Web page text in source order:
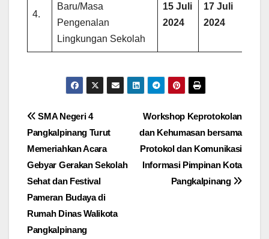
4.
Baru/Masa
Pengenalan
Lingkungan Sekolah
15 Juli
2024
17 Juli
2024
Post
navigation
Workshop Keprotokolan
dan Kehumasan bersama
Protokol dan Komunikasi
Informasi Pimpinan Kota
Pangkalpinang
SMA Negeri 4
Pangkalpinang Turut
Memeriahkan Acara
Gebyar Gerakan Sekolah
Sehat dan Festival
Pameran Budaya di
Rumah Dinas Walikota
Pangkalpinang